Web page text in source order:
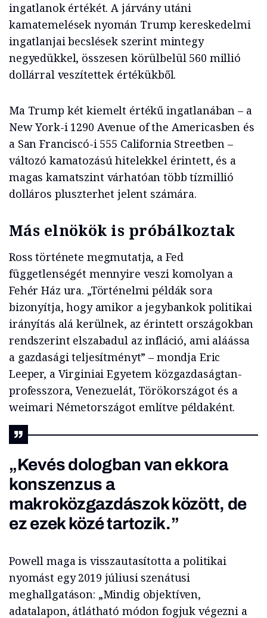
ingatlanok értékét. A járvány utáni
kamatemelések nyomán Trump kereskedelmi
ingatlanjai becslések szerint mintegy
negyedükkel, összesen körülbelül 560 millió
dollárral veszítettek értékükből.
Ma Trump két kiemelt értékű ingatlanában – a
New York-i 1290 Avenue of the Americasben és
a San Franciscó-i 555 California Streetben –
változó kamatozású hitelekkel érintett, és a
magas kamatszint várhatóan több tízmillió
dolláros pluszterhet jelent számára.
Más elnökök is próbálkoztak
Ross története megmutatja, a Fed
függetlenségét mennyire veszi komolyan a
Fehér Ház ura. „Történelmi példák sora
bizonyítja, hogy amikor a jegybankok politikai
irányítás alá kerülnek, az érintett országokban
rendszerint elszabadul az infláció, ami aláássa
a gazdasági teljesítményt” – mondja Eric
Leeper, a Virginiai Egyetem közgazdaságtan-
professzora, Venezuelát, Törökországot és a
weimari Németországot említve példaként.
„Kevés dologban van ekkora
konszenzus a
makroközgazdászok között, de
ez ezek közé tartozik.”
Powell maga is visszautasította a politikai
nyomást egy 2019 júliusi szenátusi
meghallgatáson: „Mindig objektíven,
adatalapon, átlátható módon fogjuk végezni a